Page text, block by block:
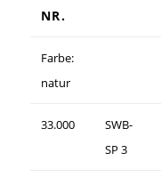
NR.
Farbe:
natur
33.000
SWB-
SP 3